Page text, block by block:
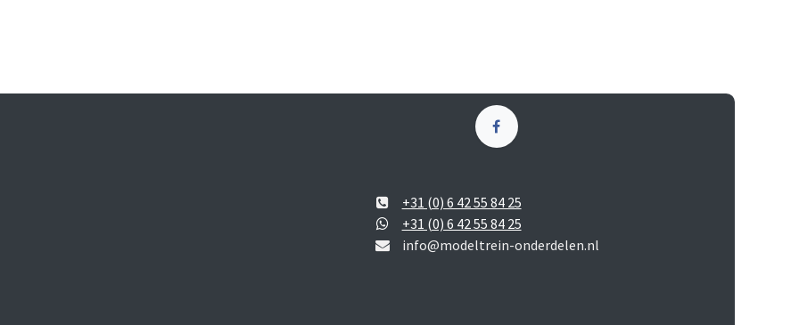
+31 (0) 6 42 55 84 25
+31 (0) 6 42 55 84 25
info@modeltrein-onderdelen.nl